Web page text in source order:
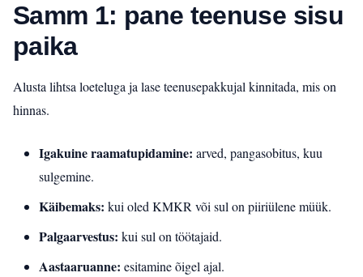
Samm 1: pane teenuse sisu
paika
Alusta lihtsa loeteluga ja lase teenusepakkujal kinnitada, mis on
hinnas.
Igakuine raamatupidamine: arved, pangasobitus, kuu
sulgemine.
Käibemaks: kui oled KMKR või sul on piiriülene müük.
Palgaarvestus: kui sul on töötajaid.
Aastaaruanne: esitamine õigel ajal.